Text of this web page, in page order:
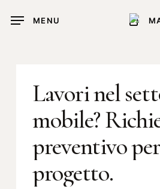
MENU
Lavorinel
mobile?
preventivoper
progetto.